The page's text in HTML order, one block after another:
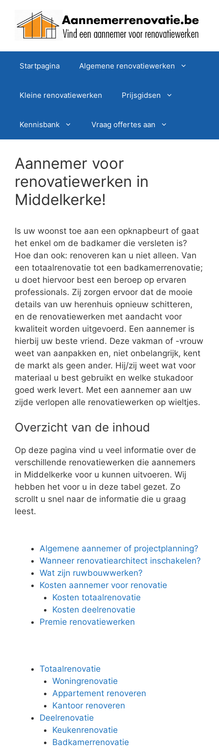
Startpagina Algemene renovatiewerken
Kleine renovatiewerken Prijsgidsen
Kennisbank Vraag offertes aan
Aannemer voor
renovatiewerken in
Middelkerke!
Is uw woonst toe aan een opknapbeurt of gaat
het enkel om de badkamer die versleten is?
Hoe dan ook: renoveren kan u niet alleen. Van
een totaalrenovatie tot een badkamerrenovatie;
u doet hiervoor best een beroep op ervaren
professionals. Zij zorgen ervoor dat de mooie
details van uw herenhuis opnieuw schitteren,
en de renovatiewerken met aandacht voor
kwaliteit worden uitgevoerd. Een aannemer is
hierbij uw beste vriend. Deze vakman of -vrouw
weet van aanpakken en, niet onbelangrijk, kent
de markt als geen ander. Hij/zij weet wat voor
materiaal u best gebruikt en welke stukadoor
goed werk levert. Met een aannemer aan uw
zijde verlopen alle renovatiewerken op wieltjes.
Overzicht van de inhoud
Op deze pagina vind u veel informatie over de
verschillende renovatiewerken die aannemers
in Middelkerke voor u kunnen uitvoeren. Wij
hebben het voor u in deze tabel gezet. Zo
scrollt u snel naar de informatie die u graag
leest.
Algemene aannemer of projectplanning?
Wanneer renovatiearchitect inschakelen?
Wat zijn ruwbouwwerken?
Kosten aannemer voor renovatie
Kosten totaalrenovatie
Kosten deelrenovatie
Premie renovatiewerken
Totaalrenovatie
Woningrenovatie
Appartement renoveren
Kantoor renoveren
Deelrenovatie
Keukenrenovatie
Badkamerrenovatie